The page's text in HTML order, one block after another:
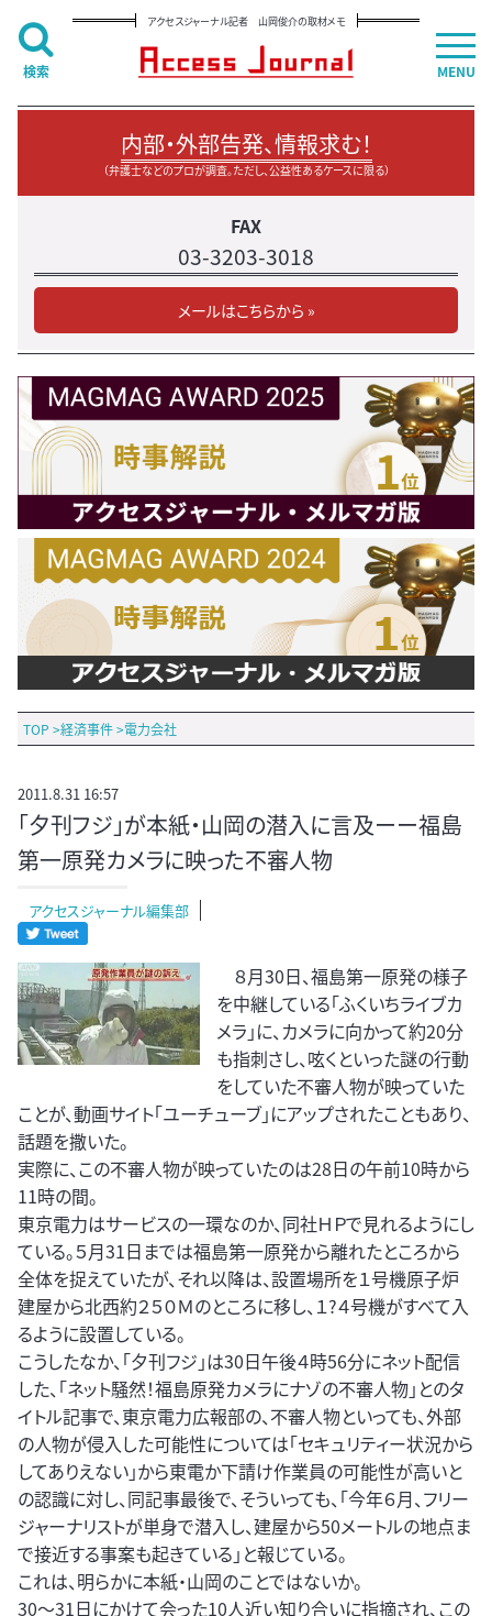
アクセスジャーナル記者 山岡俊介の取材メモ
内部・外部告発、情報求む！
（弁護士などのプロが調査。ただし、公益性あるケースに限る）
FAX
03-3203-3018
メールはこちらから »
TOP >経済事件>電力会社
2011.8.31 16:57
「夕刊フジ」が本紙・山岡の潜入に言及ーー福島
第一原発カメラに映った不審人物
アクセスジャーナル編集部
８月30日、福島第一原発の様子
を中継している「ふくいちライブカ
メラ」に、カメラに向かって約20分
も指刺さし、呟くといった謎の行動
をしていた不審人物が映っていた
ことが、動画サイト「ユーチューブ」にアップされたこともあり、
話題を撒いた。
実際に、この不審人物が映っていたのは28日の午前10時から
11時の間。
東京電力はサービスの一環なのか、同社ＨＰで見れるようにし
ている。５月31日までは福島第一原発から離れたところから
全体を捉えていたが、それ以降は、設置場所を１号機原子炉
建屋から北西約２５０Ｍのところに移し、１?４号機がすべて入
るように設置している。
こうしたなか、「夕刊フジ」は30日午後４時56分にネット配信
した、「ネット騒然！福島原発カメラにナゾの不審人物」とのタ
イトル記事で、東京電力広報部の、不審人物といっても、外部
の人物が侵入した可能性については「セキュリティー状況から
してありえない」から東電か下請け作業員の可能性が高いと
の認識に対し、同記事最後で、そういっても、「今年６月、フリー
ジャーナリストが単身で潜入し、建屋から50メートルの地点ま
で接近する事案も起きている」と報じている。
これは、明らかに本紙・山岡のことではないか。
30～31日にかけて会った10人近い知り合いに指摘され、この
MENU
検索